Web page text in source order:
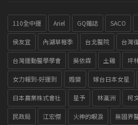
110全中運 Ariel GQ雜誌 SACO
侯友宜 內湖草莓季 台北醫院 台灣
台灣運動醫學學會 吳依霖 土雞 坪
女力報到-好運到 婚變 嫁台日本女星
日本農業株式會社 星予 林瀛洲 柯
民政局 江宏傑 火神的眼淚 無國界